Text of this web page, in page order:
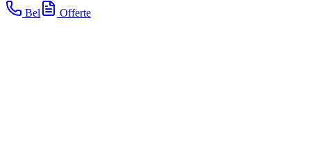
Bel
Offerte